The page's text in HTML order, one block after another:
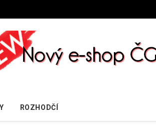
ROZHODČÍ